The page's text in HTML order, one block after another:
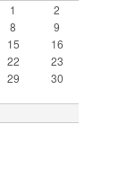
1
2
8
9
15
16
22
23
29
30